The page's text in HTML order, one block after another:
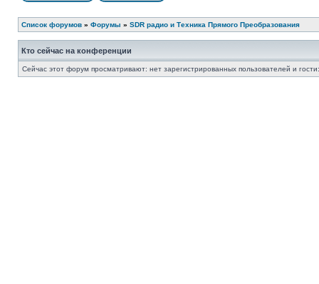
Список форумов » Форумы » SDR радио и Техника Прямого Преобразования
Кто сейчас на конференции
Сейчас этот форум просматривают: нет зарегистрированных пользователей и